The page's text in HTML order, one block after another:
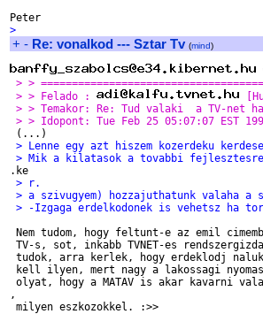
>
+ - Re: vonalkod --- Sztar Tv (mind)
> >
> > Felado :
> > Temakor: Re: Tud valaki  a TV-net
> > Idopont: Tue Feb 25 05:07:07 EST
> Lenne egy azt hiszem kozerdeku
> Mik a kilatasok a tovabbi fejlesztesre,
> r.
> a szivugyem) hozzajuthatunk valaha a
> -Izgaga erdelkodonek is vehetsz ha
Nem tudom, hogy feltunt-e az emil
TV-s, sot, inkabb TVNET-es
tudok, arra kerlek, hogy erdeklodj
kell ilyen, mert nagy a lakossagi
olyat, hogy a MATAV is akar kavarni
,
milyen eszkozokkel. :>>